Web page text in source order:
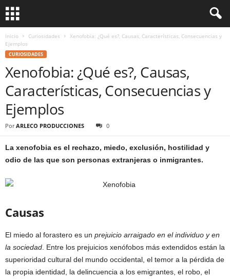
Inicio Curiosidades
Xenofobia: ¿Qué es?, Causas, Características, Consecuencias y
Ejemplos
CURIOSIDADES
Xenofobia: ¿Qué es?, Causas,
Características, Consecuencias y
Ejemplos
Por ARLECO PRODUCCIONES 0
La xenofobia es el rechazo, miedo, exclusión, hostilidad y
odio de las que son personas extranjeras o inmigrantes.
Causas
El miedo al forastero es un prejuicio arraigado en el individuo y en
la sociedad . Entre los prejuicios xenófobos más extendidos están la
superioridad cultural del mundo occidental, el temor a la pérdida de
la propia identidad, la delincuencia a los emigrantes, el robo, el